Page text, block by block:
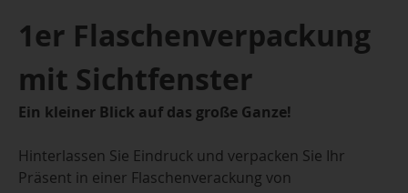
1er Flaschenverpackung
mit Sichtfenster
Ein kleiner Blick auf das große Ganze!
Hinterlassen Sie Eindruck und verpacken Sie Ihr
Präsent in einer Flaschenverackung von